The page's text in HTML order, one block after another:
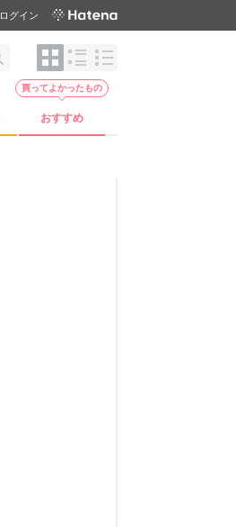
ログイン
おすすめ
買ってよかったもの